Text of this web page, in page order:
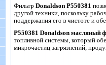
Фильтр Donaldson P550381
другой техники, поскольку
поддержания его в чистоте и
P550381 Donaldson масляный
топливной системы, который
микрочастиц загрязнений,